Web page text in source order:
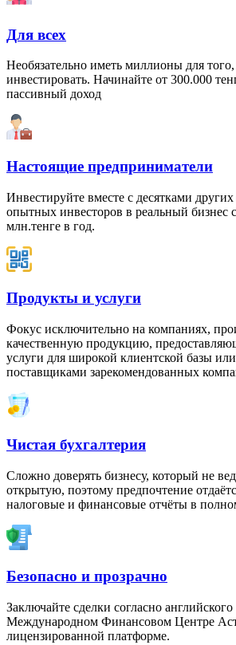
Для всех
Необязательно иметь миллионы для
инвестировать. Начинайте от 300.000
пассивный доход
Настоящие предприниматели
Инвестируйте вместе с десятками
опытных инвесторов в реальный бизнес
млн.тенге в год.
Продукты и услуги
Фокус исключительно на компаниях,
качественную продукцию,
услуги для широкой клиентской базы
поставщиками зарекомендованных
Чистая бухгалтерия
Сложно доверять бизнесу, который не
открытую, поэтому предпочтение
налоговые и финансовые отчёты в
Безопасно и прозрачно
Заключайте сделки согласно английского
Международном Финансовом Центре
лицензированной платформе.